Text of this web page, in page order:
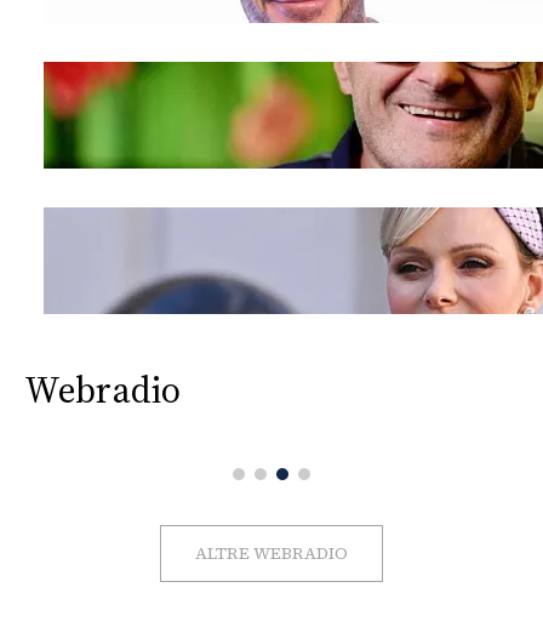
Webradio
ALTRE WEBRADIO